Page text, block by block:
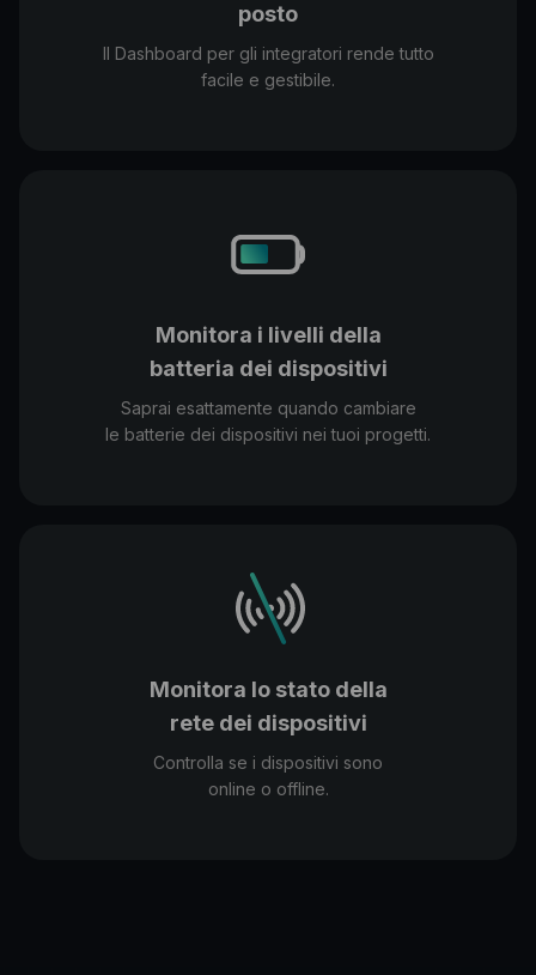
posto
Il Dashboard per gli integratori rende tutto
facile e gestibile.
Monitora i livelli della
batteria dei dispositivi
Saprai esattamente quando cambiare
le batterie dei dispositivi nei tuoi progetti.
Monitora lo stato della
rete dei dispositivi
Controlla se i dispositivi sono
online o offline.